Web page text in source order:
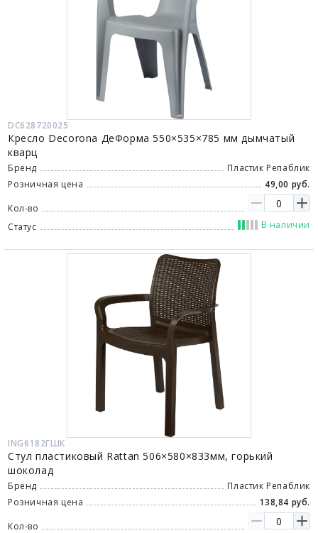
DC628720025
Кресло Decorona ДеФорма 550×535×785 мм дымчатый
кварц
Бренд
Пластик Репаблик
Розничная цена
49,00 руб.
Кол-во
Статус
В наличии
ING6182ГШК
Стул пластиковый Rattan 506×580×833мм, горький
шоколад
Бренд
Пластик Репаблик
Розничная цена
138,84 руб.
Кол-во